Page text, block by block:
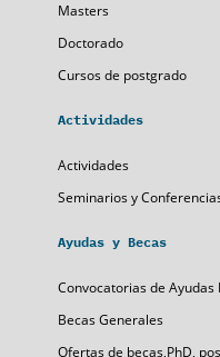
Masters
Doctorado
Cursos de postgrado
Actividades
Actividades
Seminarios y
Ayudas y Becas
Convocatorias de Ayudas
Becas Generales
Ofertas de becas,PhD,